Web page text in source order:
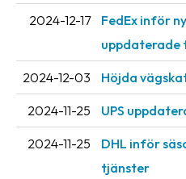
Allmänna
villkor
Integritet
Förbjudet
2024-12-17
FedEx inför
uppdaterade
2024-12-03 Höjda
2024-11-25 UPS
2024-11-25
DHL inför
tjänster